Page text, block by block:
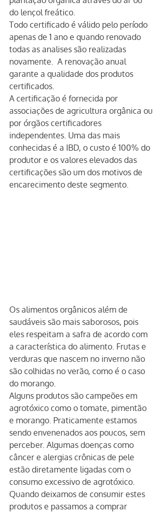
do lençol freático.
Todo certificado é válido pelo período
apenas de 1 ano e quando renovado
todas as analises são realizadas
novamente.  A renovação anual
garante a qualidade dos produtos
certificados.
A certificação é fornecida por
associações de agricultura orgânica ou
por órgãos certificadores
independentes. Uma das mais
conhecidas é a IBD, o custo é 100% do
produtor e os valores elevados das
certificações são um dos motivos de
encarecimento deste segmento.
Os alimentos orgânicos além de
saudáveis são mais saborosos, pois
eles respeitam a safra de acordo com
a característica do alimento. Frutas e
verduras que nascem no inverno não
são colhidas no verão, como é o caso
do morango.
Alguns produtos são campeões em
agrotóxico como o tomate, pimentão
e morango. Praticamente estamos
sendo envenenados aos poucos, sem
perceber. Algumas doenças como
câncer e alergias crônicas de pele
estão diretamente ligadas com o
consumo excessivo de agrotóxico.
Quando deixamos de consumir estes
produtos e passamos a comprar